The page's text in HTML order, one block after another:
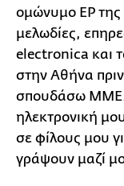
ομώνυμο EP της
μελωδίες,
electronica και
στην Αθήνα
σπουδάσω ΜΜΕ.
ηλεκτρονική
σε φίλους μου
γράψουν μαζί